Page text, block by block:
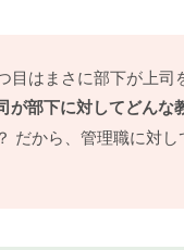
目はまさに部下が上
が部下に対してどん
だから、管理職に対